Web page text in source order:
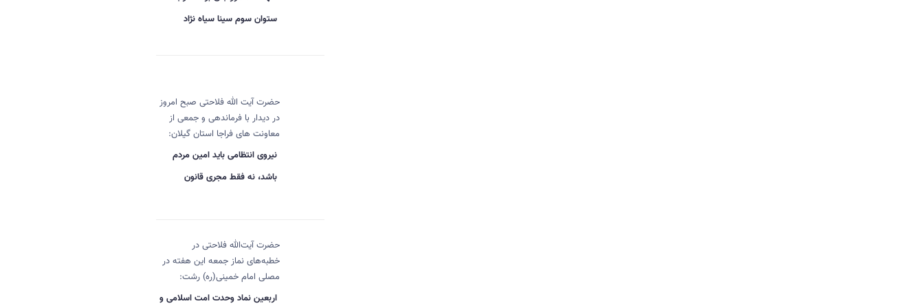
ستوان سوم سینا سیاه نژاد
حضرت آیت الله فلاحتی صبح امروز
در دیدار با فرماندهی و جمعی از
معاونت های فراجا استان گیلان:
نیروی انتظامی باید امین مردم
باشد، نه فقط مجری قانون
حضرت آیت‌الله فلاحتی در
خطبه‌های نماز جمعه این هفته در
مصلی امام خمینی(ره) رشت:
اربعین نماد وحدت امت اسلامی و